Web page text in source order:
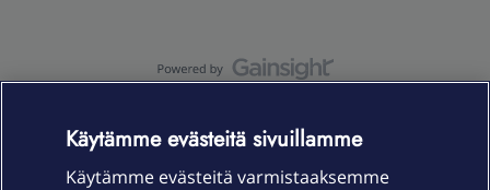
Käytämme evästeitä sivuillamme
Käytämme evästeitä varmistaaksemme